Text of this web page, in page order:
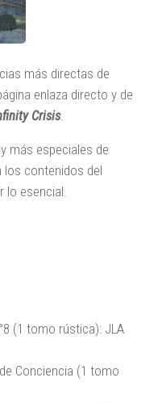
más directas de
enlaza directo y de
Crisis.
más especiales de
los contenidos del
lo esencial.
(1 tomo rústica): JLA
Conciencia (1 tomo